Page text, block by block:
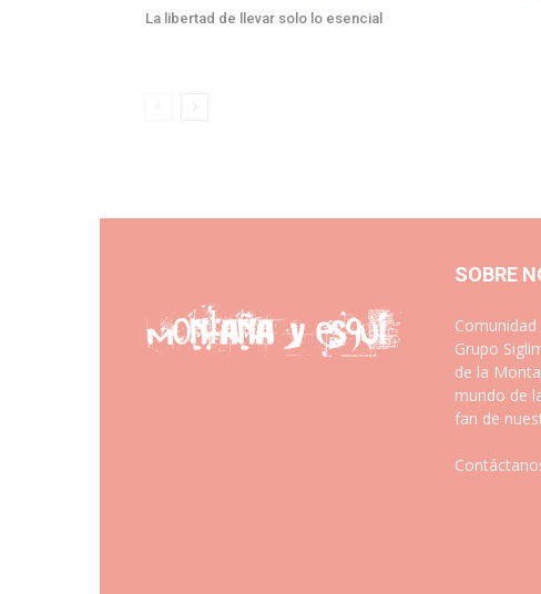
La libertad de llevar solo lo esencial
SOBRE
Grupo
de la
mundo de
fan de